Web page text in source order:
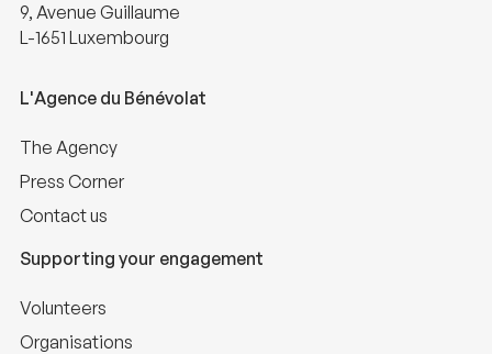
9, Avenue Guillaume
L-1651 Luxembourg
L'Agence du Bénévolat
The Agency
Press Corner
Contact us
Supporting your engagement
Volunteers
Organisations